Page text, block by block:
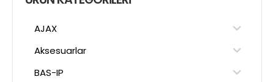
AJAX
Aksesuarlar
BAS-IP